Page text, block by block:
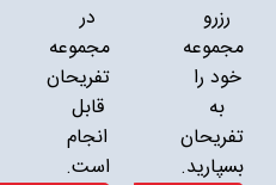
رزرو
مجموعه
خود را
به
تفریحان
بسپارید.
در
مجموعه
تفریحان
قابل
انجام
است.